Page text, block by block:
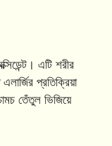
এটি শরীর
প্রতিক্রিয়া
তেঁতুল ভিজিয়ে